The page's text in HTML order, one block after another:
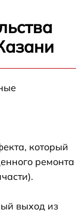
который
ремонта
выход из